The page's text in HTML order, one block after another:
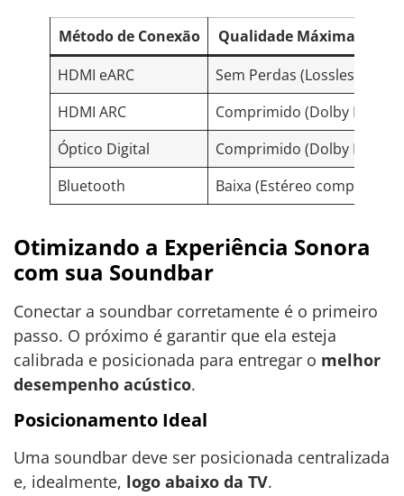
Método de Conexão
Qualidade Máxima de
HDMI eARC
Sem Perdas (Lossless)
HDMI ARC
Comprimido (Dolby Digital
Óptico Digital
Comprimido (Dolby Digital
Bluetooth
Baixa (Estéreo comprimido)
Otimizando a Experiência Sonora
com sua Soundbar
Conectar a soundbar corretamente é o primeiro
passo. O próximo é garantir que ela esteja
calibrada e posicionada para entregar o melhor
desempenho acústico.
Posicionamento Ideal
Uma soundbar deve ser posicionada centralizada
e, idealmente, logo abaixo da TV.